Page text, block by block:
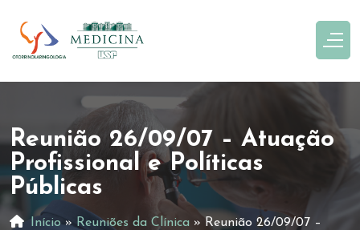
Reunião 26/09/07 – Atuação
Profissional e Políticas
Públicas
Início» Reuniões da Clínica » Reunião 26/09/07 –